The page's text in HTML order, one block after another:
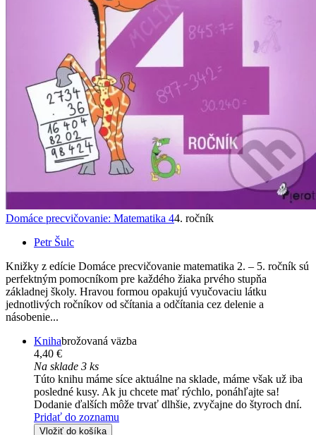
Domáce precvičovanie: Matematika 44. ročník
Petr Šulc
Knižky z edície Domáce precvičovanie matematika 2. – 5. ročník sú
perfektným pomocníkom pre každého žiaka prvého stupňa
základnej školy. Hravou formou opakujú vyučovaciu látku
jednotlivých ročníkov od sčítania a odčítania cez delenie a
násobenie...
Knihabrožovaná väzba
4,40 €
Na sklade 3 ks
Túto knihu máme síce aktuálne na sklade, máme však už iba
posledné kusy. Ak ju chcete mať rýchlo, ponáhľajte sa!
Dodanie ďalších môže trvať dlhšie, zvyčajne do štyroch dní.
Pridať do zoznamu
Vložiť do košíka